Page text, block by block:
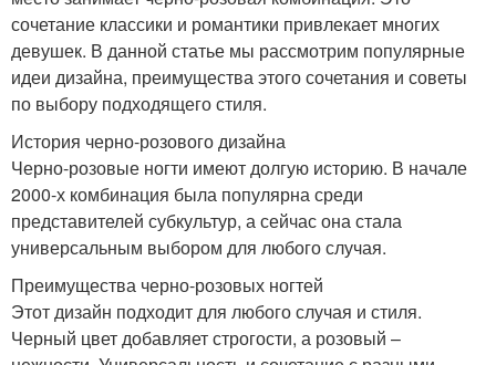
сочетание классики и романтики привлекает многих
девушек. В данной статье мы рассмотрим популярные
идеи дизайна, преимущества этого сочетания и советы
по выбору подходящего стиля.
История черно-розового дизайна
Черно-розовые ногти имеют долгую историю. В начале
2000-х комбинация была популярна среди
представителей субкультур, а сейчас она стала
универсальным выбором для любого случая.
Преимущества черно-розовых ногтей
Этот дизайн подходит для любого случая и стиля.
Черный цвет добавляет строгости, а розовый –